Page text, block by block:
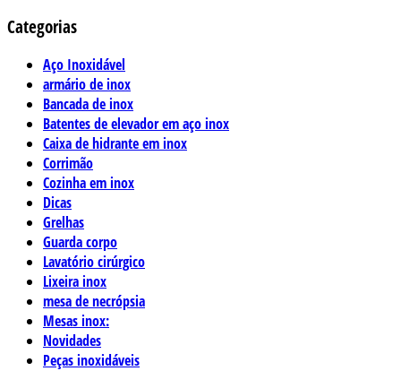
Categorias
Aço Inoxidável
armário de inox
Bancada de inox
Batentes de elevador em aço inox
Caixa de hidrante em inox
Corrimão
Cozinha em inox
Dicas
Grelhas
Guarda corpo
Lavatório cirúrgico
Lixeira inox
mesa de necrópsia
Mesas inox:
Novidades
Peças inoxidáveis